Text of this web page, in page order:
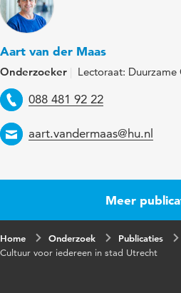
Aart van der Maas
Onderzoeker Lectoraat: Duurzame
Telefoon
088 481 92 22
Email
aart.vandermaas@hu.nl
Meer
Home Onderzoek
Publicaties
Cultuur voor iedereen in stad Utrecht